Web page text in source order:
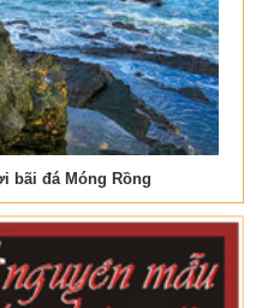
bãi đá Móng Rồng